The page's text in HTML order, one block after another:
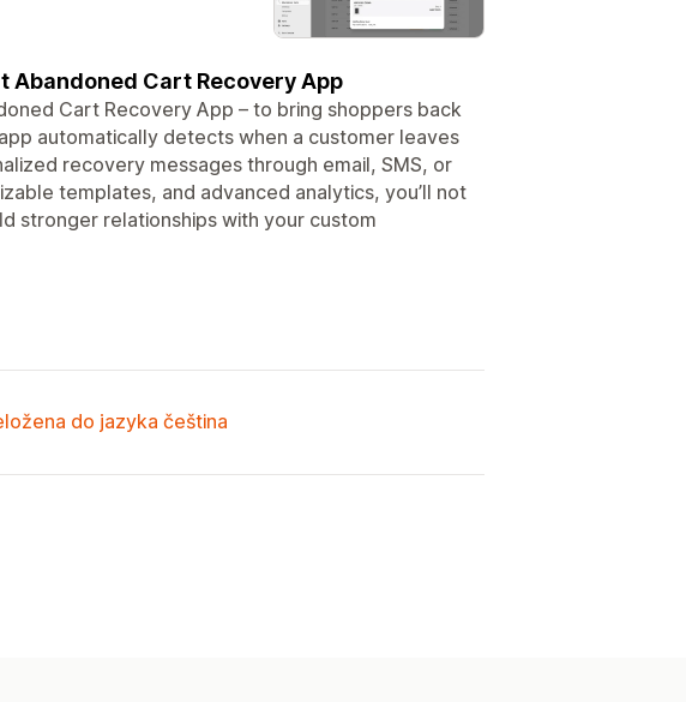
Abandoned Cart Recovery App
Cart Recovery App – to bring shoppers back
automatically detects when a customer leaves
recovery messages through email, SMS, or
templates, and advanced analytics, you’ll not
stronger relationships with your custom
do jazyka čeština